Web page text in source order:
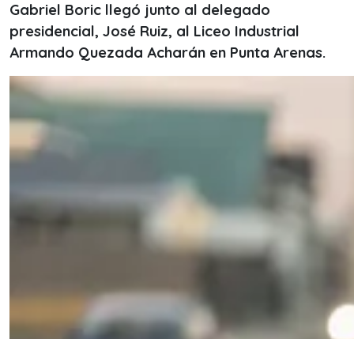
Gabriel Boric llegó junto al delegado
presidencial, José Ruiz, al Liceo Industrial
Armando Quezada Acharán en Punta Arenas.